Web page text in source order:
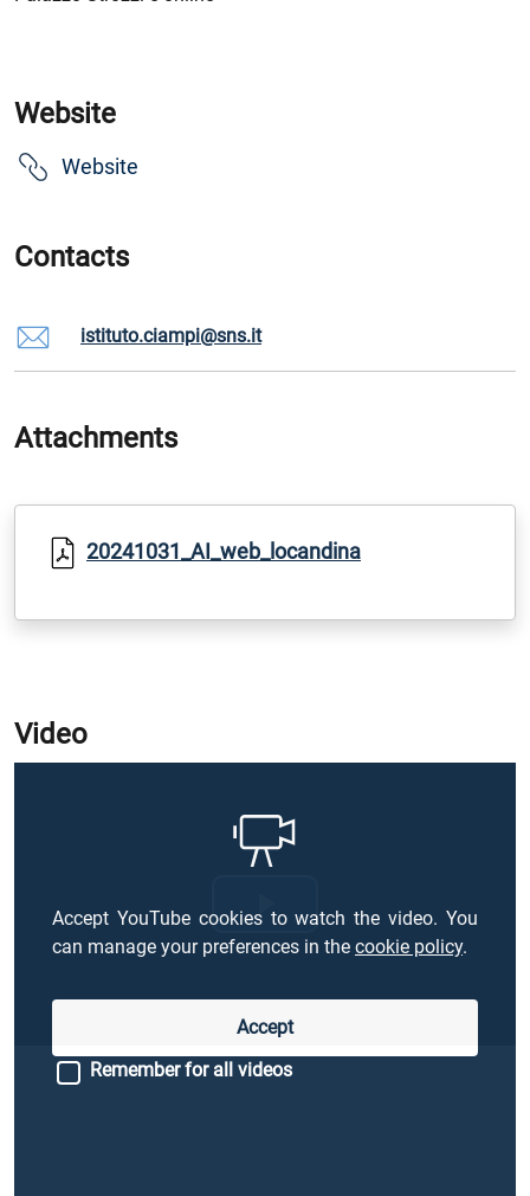
Website
Website
Contacts
istituto.ciampi@sns.it
Attachments
20241031_AI_web_locandina
Video
Accept YouTube cookies to watch the video. You
can manage your preferences in the cookie policy.
Accept
Remember for all videos
Riproduci
video